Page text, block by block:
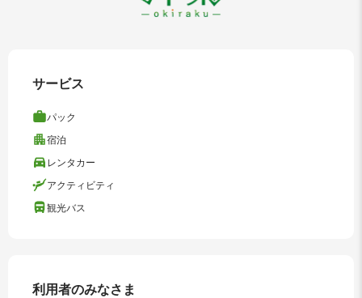
サービス
パック
宿泊
レンタカー
アクティビティ
観光バス
利用者のみなさま